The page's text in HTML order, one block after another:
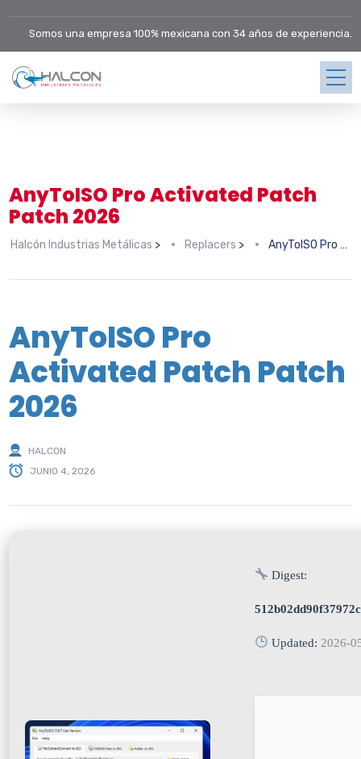
Somos una empresa 100% mexicana con 34 años de experiencia.
AnyToISO Pro Activated Patch
Patch 2026
Halcón Industrias Metálicas > Replacers > AnyToISO Pro Activated Patch Patch 2026
AnyToISO Pro
Activated Patch Patch
2026
HALCON
JUNIO 4, 2026
Digest:
Updated: 2026-